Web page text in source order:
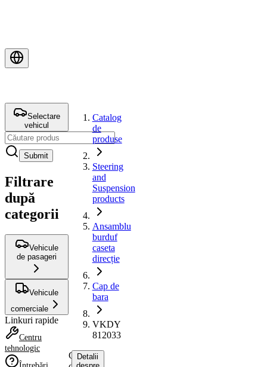
Selectare
vehicul
Submit
Filtrare
după
categorii
Vehicule
de pasageri
Vehicule
comerciale
Linkuri rapide
Centru
tehnologic
Catalog
de
produse
Steering
and
Suspension
products
Ansamblu
burduf
caseta
direcție
Cap de
bara
VKDY
812033
CapDetalii